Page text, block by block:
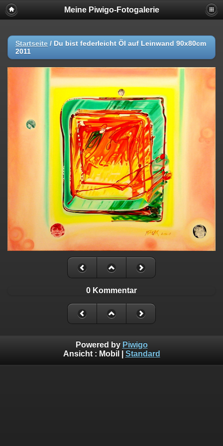
Meine Piwigo-Fotogalerie
Startseite / Du bist federleicht Öl auf Leinwand 90x80cm
2011
0 Kommentar
Powered by Piwigo
Ansicht : Mobil Standard